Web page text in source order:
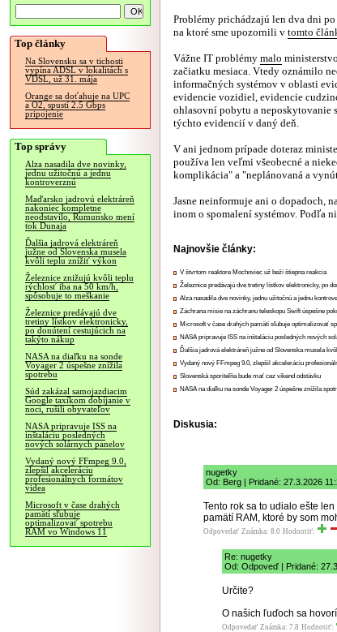
Top články
Na Slovensku sa v tichosti
vypína ADSL v lokalitách s
VDSL, už 31. mája
Orange sa doťahuje na UPC
a O2, spustí 2.5 Gbps
pripojenie
Top správy
Alza nasadila dve novinky,
jednu užitočnú a jednu
kontroverznú
Maďarsko jadrovú elektráreň
nakoniec kompletne
neodstavilo, Rumunsko mení
tok Dunaja
Ďalšia jadrová elektráreň
južne od Slovenska musela
kvôli teplu znížiť výkon
Železnice znižujú kvôli teplu
rýchlosť iba na 50 km/h,
spôsobuje to meškanie
Železnice predávajú dve
tretiny lístkov elektronicky,
po donútení cestujúcich na
takýto nákup
NASA na diaľku na sonde
Voyager 2 úspešne znížila
spotrebu
Súd zakázal samojazdiacim
Google taxíkom dobíjanie v
noci, rušili obyvateľov
NASA pripravuje ISS na
inštaláciu posledných
nových solárnych panelov
Vydaný nový FFmpeg 9.0,
zlepšil akceleráciu
profesionálnych formátov
videa
Microsoft v čase drahých
pamätí sľubuje
optimalizovať spotrebu
RAM vo Windows 11
Problémy prichádzajú len dva dni
na ktoré sme upozornili v tomto
Vážne IT problémy malo
začiatku mesiaca. Vtedy oznámilo
informačných systémov v oblasti
evidencie vozidiel, evidencie
ohlasovní pobytu a neposkytovanie
týchto evidencií v daný deň.
V ani jednom prípade doteraz
používa len veľmi všeobecné a
komplikácia" a "neplánovaná a
Jasne neinformuje ani o dopadoch,
inom o spomalení systémov. Podľa
Najnovšie články:
V štvrtom reaktore Mochoviec už beží štiepna reakcia
Železnice predávajú dve tretiny lístkov elektronicky, po
Alza nasadila dve novinky, jednu užitočnú a jednu
Záchrana misie na záchranu teleskopu Swift úspešne
Microsoft v čase drahých pamätí sľubuje optimalizovať
NASA pripravuje ISS na inštaláciu posledných nových
Ďalšia jadrová elektráreň južne od Slovenska musela
Vydaný nový FFmpeg 9.0, zlepšil akceleráciu
Slovenská sporiteľňa bude mať cez víkend odstávku
NASA na diaľku na sonde Voyager 2 úspešne znížila
Diskusia:
nugetky
Od: Berg | Pridané: 27.3.2026
Tento rok sa to udialo ešte
pamätí RAM, ktoré by som
Odpovedať Známka: 8.0 Hodnotiť:
Re: nugetky
Od: Odpoveď | Pridané:
Určite?
O našich ľuďoch sa
Odpovedať Známka: 7.8 Hodnotiť: